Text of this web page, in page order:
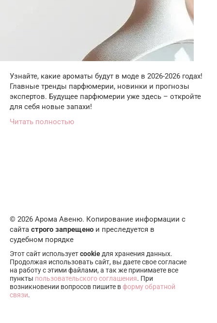
Узнайте, какие ароматы будут в моде в 2026-2026 годах!
Главные тренды парфюмерии, новинки и прогнозы
экспертов. Будущее парфюмерии уже здесь – откройте
для себя новые запахи!
Читать полностью
© 2026 Арома Авеню. Копирование информации с
сайта строго запрещено и преследуется в
судебном порядке
Этот сайт используетcookie для хранения данных.
Продолжая использовать сайт, вы даете свое согласие
на работу с этими файлами, а так же принимаете все
пункты пользовательского соглашения. При
возникновении вопросов пишите вформу обратной
связи.